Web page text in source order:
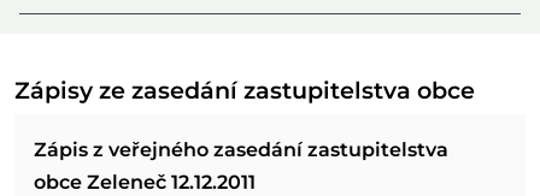
Zápisy ze zasedání zastupitelstva obce
Zápis z veřejného zasedání zastupitelstva
obce Zeleneč 12.12.2011